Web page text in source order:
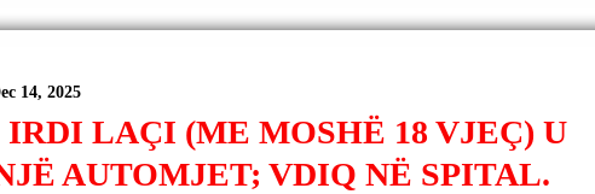
IRDI LAÇI (ME MOSHË 18 VJEÇ) U
AUTOMJET; VDIQ NË SPITAL.
14, 2025